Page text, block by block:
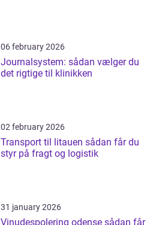
06 february 2026
Journalsystem: sådan vælger du
det rigtige til klinikken
02 february 2026
Transport til litauen sådan får du
styr på fragt og logistik
31 january 2026
Vinudespolering odense sådan får